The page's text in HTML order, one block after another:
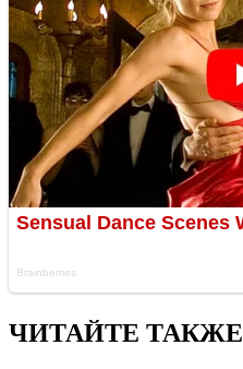
ЧИТАЙТЕ ТАКЖЕ